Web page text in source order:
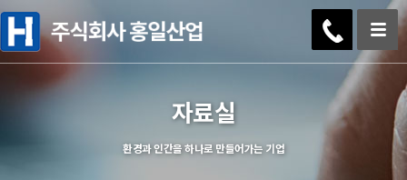
자료실
환경과 인간을 하나로 만들어가는 기업